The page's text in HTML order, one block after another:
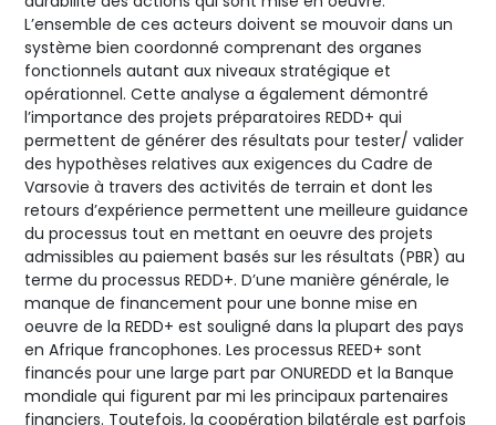
L’ensemble de ces acteurs doivent se mouvoir dans un
système bien coordonné comprenant des organes
fonctionnels autant aux niveaux stratégique et
opérationnel. Cette analyse a également démontré
l’importance des projets préparatoires REDD+ qui
permettent de générer des résultats pour tester/ valider
des hypothèses relatives aux exigences du Cadre de
Varsovie à travers des activités de terrain et dont les
retours d’expérience permettent une meilleure guidance
du processus tout en mettant en oeuvre des projets
admissibles au paiement basés sur les résultats (PBR) au
terme du processus REDD+. D’une manière générale, le
manque de financement pour une bonne mise en
oeuvre de la REDD+ est souligné dans la plupart des pays
en Afrique francophones. Les processus REED+ sont
financés pour une large part par ONUREDD et la Banque
mondiale qui figurent par mi les principaux partenaires
financiers. Toutefois, la coopération bilatérale est parfois